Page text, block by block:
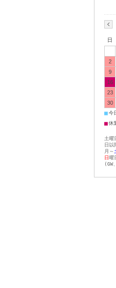
日
2
9
16
23
30
■今
■休
土曜
日以
月～
日
(GW